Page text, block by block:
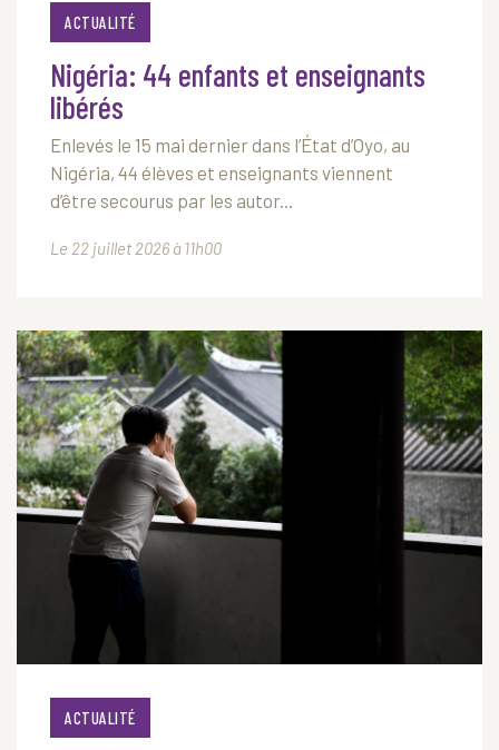
ACTUALITÉ
Nigéria: 44 enfants et enseignants
libérés
Enlevés le 15 mai dernier dans l’État d’Oyo, au
Nigéria, 44 élèves et enseignants viennent
d’être secourus par les autor...
Le 22 juillet 2026 à 11h00
ACTUALITÉ